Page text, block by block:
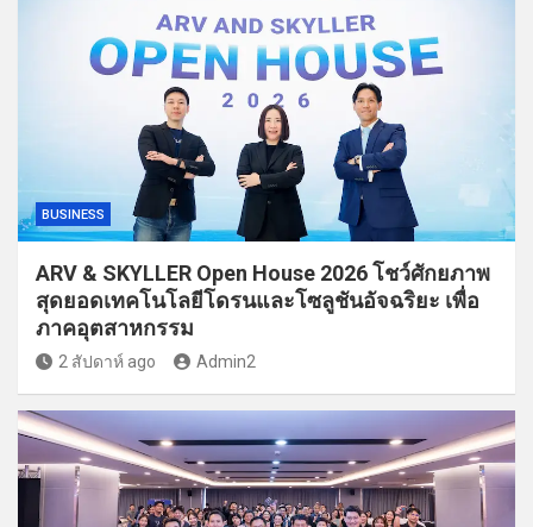
BUSINESS
ARV & SKYLLER Open House 2026 โชว์ศักยภาพ
สุดยอดเทคโนโลยีโดรนและโซลูชันอัจฉริยะ เพื่อ
ภาคอุตสาหกรรม
2 สัปดาห์ ago Admin2